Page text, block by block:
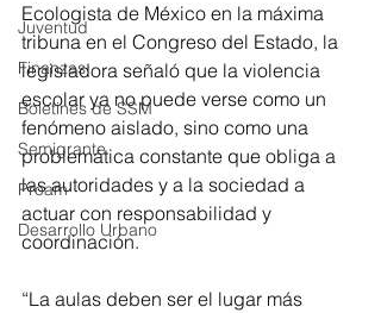
Juventud
Finanzas
Boletines de SSM
Semigrante
Proam
Desarrollo Urbano
Ecologista de México en la máxima
tribuna en el Congreso del Estado, la
legisladora señaló que la violencia
escolar ya no puede verse como un
fenómeno aislado, sino como una
problemática constante que obliga a
las autoridades y a la sociedad a
actuar con responsabilidad y
coordinación.
“La aulas deben ser el lugar más